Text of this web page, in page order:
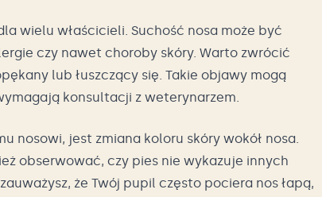
wielu właścicieli. Suchość nosa może być
czy nawet choroby skóry. Warto zwrócić
lub łuszczący się. Takie objawy mogą
konsultacji z weterynarzem.
nosowi, jest zmiana koloru skóry wokół nosa.
obserwować, czy pies nie wykazuje innych
że Twój pupil często pociera nos łapą,